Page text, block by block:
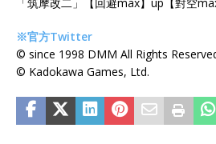
※官方Twitter
© since 1998 DMM All Rights
© Kadokawa Games, Ltd.